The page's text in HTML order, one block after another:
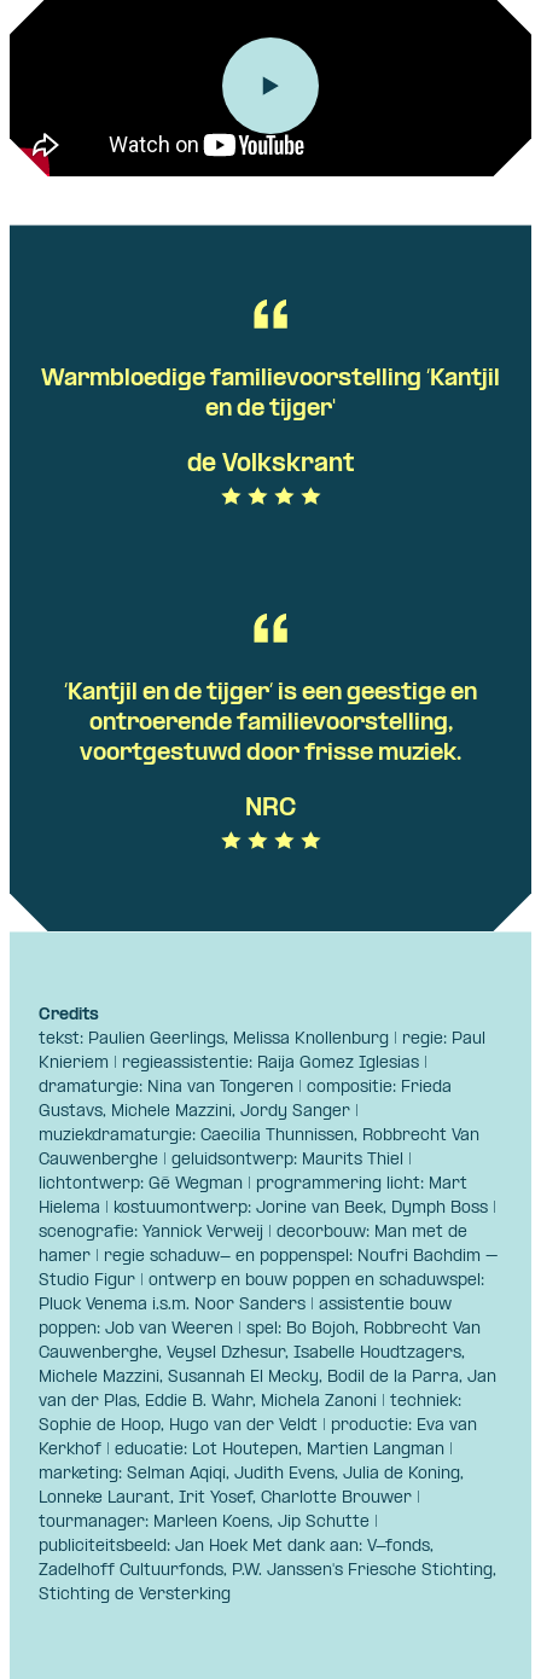
Warmbloedige familievoorstelling ‘Kantjil
en de tijger'
de Volkskrant
‘Kantjil en de tijger’ is een geestige en
ontroerende familievoorstelling,
voortgestuwd door frisse muziek.
NRC
Credits
tekst: Paulien Geerlings, Melissa Knollenburg | regie: Paul
Knieriem | regieassistentie: Raija Gomez Iglesias |
dramaturgie: Nina van Tongeren | compositie: Frieda
Gustavs, Michele Mazzini, Jordy Sanger |
muziekdramaturgie: Caecilia Thunnissen, Robbrecht Van
Cauwenberghe | geluidsontwerp: Maurits Thiel |
lichtontwerp: Gé Wegman | programmering licht: Mart
Hielema | kostuumontwerp: Jorine van Beek, Dymph Boss |
scenografie: Yannick Verweij | decorbouw: Man met de
hamer | regie schaduw- en poppenspel: Noufri Bachdim –
Studio Figur | ontwerp en bouw poppen en schaduwspel:
Pluck Venema i.s.m. Noor Sanders | assistentie bouw
poppen: Job van Weeren | spel: Bo Bojoh, Robbrecht Van
Cauwenberghe, Veysel Dzhesur, Isabelle Houdtzagers,
Michele Mazzini, Susannah El Mecky, Bodil de la Parra, Jan
van der Plas, Eddie B. Wahr, Michela Zanoni | techniek:
Sophie de Hoop, Hugo van der Veldt | productie: Eva van
Kerkhof | educatie: Lot Houtepen, Martien Langman |
marketing: Selman Aqiqi, Judith Evens, Julia de Koning,
Lonneke Laurant, Irit Yosef, Charlotte Brouwer |
tourmanager: Marleen Koens, Jip Schutte |
publiciteitsbeeld: Jan Hoek Met dank aan: V-fonds,
Zadelhoff Cultuurfonds, P.W. Janssen's Friesche Stichting,
Stichting de Versterking